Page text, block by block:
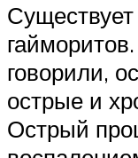
говорили,
острые и
Острый